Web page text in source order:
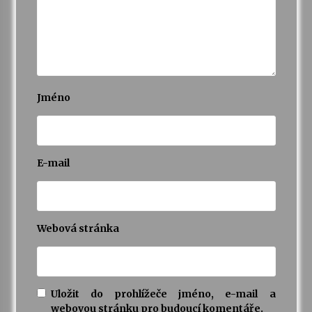
Jméno
E-mail
Webová stránka
Uložit do prohlížeče jméno, e-mail a
webovou stránku pro budoucí komentáře.